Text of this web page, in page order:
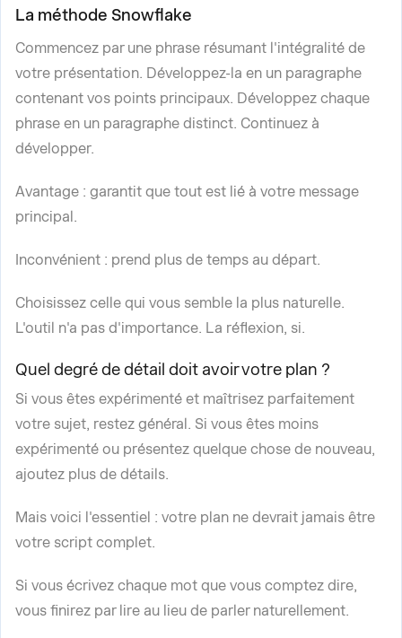
La méthode Snowflake
Commencez par une phrase résumant l'intégralité de
votre présentation. Développez-la en un paragraphe
contenant vos points principaux. Développez chaque
phrase en un paragraphe distinct. Continuez à
développer.
Avantage : garantit que tout est lié à votre message
principal.
Inconvénient : prend plus de temps au départ.
Choisissez celle qui vous semble la plus naturelle.
L'outil n'a pas d'importance. La réflexion, si.
Quel degré de détail doit avoir votre plan ?
Si vous êtes expérimenté et maîtrisez parfaitement
votre sujet, restez général. Si vous êtes moins
expérimenté ou présentez quelque chose de nouveau,
ajoutez plus de détails.
Mais voici l'essentiel : votre plan ne devrait jamais être
votre script complet.
Si vous écrivez chaque mot que vous comptez dire,
vous finirez par lire au lieu de parler naturellement.